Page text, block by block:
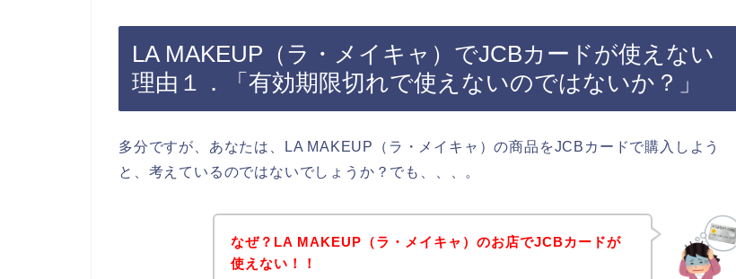
LA MAKEUP（ラ・メイキャ）でJCBカードが使えない
理由１．「有効期限切れで使えないのではないか？」
多分ですが、あなたは、LA MAKEUP（ラ・メイキャ）の商品をJCBカードで購入しよう
と、考えているのではないでしょうか？でも、、、。
なぜ？LA MAKEUP（ラ・メイキャ）のお店でJCBカードが
使えない！！